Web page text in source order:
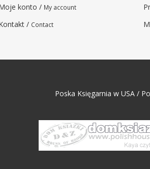
konto / My account
/ Contact
Poska Księgarnia w USA /